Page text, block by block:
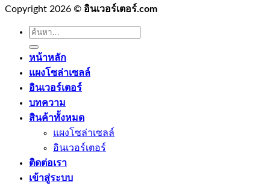
Copyright 2026 © อินเวอร์เตอร์.com
ค้นหา:
หน้าหลัก
แผงโซล่าเซลล์
อินเวอร์เตอร์
บทความ
สินค้าทั้งหมด
แผงโซล่าเซลล์
อินเวอร์เตอร์
ติดต่อเรา
เข้าสู่ระบบ